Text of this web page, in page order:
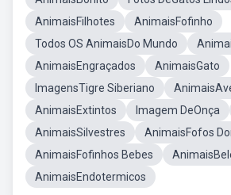
AnimaisFilhotes
AnimaisFofinho
Todos OS AnimaisDo Mundo
AnimaisEngraçados
AnimaisGato
ImagensTigre Siberiano
AnimaisExtintos
Imagem DeOnça
AnimaisSilvestres
AnimaisFofos
AnimaisFofinhos Bebes
AnimaisEndotermicos